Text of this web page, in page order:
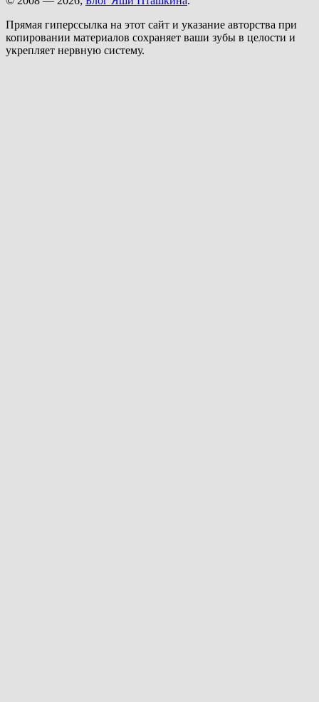
Прямая гиперссылка на этот сайт и указание авторства при
копировании материалов сохраняет ваши зубы в целости и
укрепляет нервную систему.